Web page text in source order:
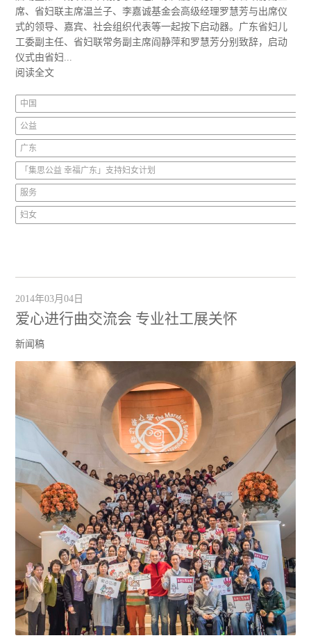
席、省妇联主席温兰子、李嘉诚基金会高级经理罗慧芳与出席仪
式的领导、嘉宾、社会组织代表等一起按下启动器。广东省妇儿
工委副主任、省妇联常务副主席阎静萍和罗慧芳分别致辞，启动
仪式由省妇...
阅读全文
中国
公益
广东
「集思公益 幸福广东」支持妇女计划
服务
妇女
2014年03月04日
爱心进行曲交流会 专业社工展关怀
新闻稿